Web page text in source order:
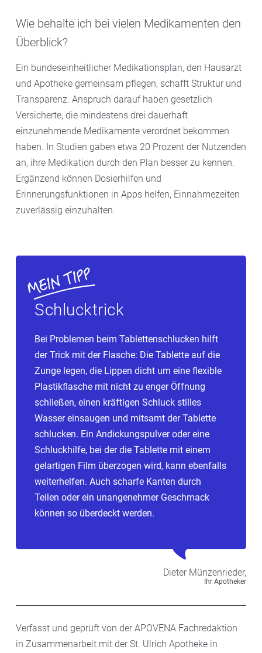
Wie behalte ich bei vielen Medikamenten den
Überblick?
Ein bundeseinheitlicher Medikationsplan, den Hausarzt
und Apotheke gemeinsam pflegen, schafft Struktur und
Transparenz. Anspruch darauf haben gesetzlich
Versicherte, die mindestens drei dauerhaft
einzunehmende Medikamente verordnet bekommen
haben. In Studien gaben etwa 20 Prozent der Nutzenden
an, ihre Medikation durch den Plan besser zu kennen.
Ergänzend können Dosierhilfen und
Erinnerungsfunktionen in Apps helfen, Einnahmezeiten
zuverlässig einzuhalten.
Schlucktrick
Bei Problemen beim Tablettenschlucken hilft
der Trick mit der Flasche: Die Tablette auf die
Zunge legen, die Lippen dicht um eine flexible
Plastikflasche mit nicht zu enger Öffnung
schließen, einen kräftigen Schluck stilles
Wasser einsaugen und mitsamt der Tablette
schlucken. Ein Andickungspulver oder eine
Schluckhilfe, bei der die Tablette mit einem
gelartigen Film überzogen wird, kann ebenfalls
weiterhelfen. Auch scharfe Kanten durch
Teilen oder ein unangenehmer Geschmack
können so überdeckt werden.
Dieter Münzenrieder,
Ihr Apotheker
Verfasst und geprüft von der APOVENA Fachredaktion
in Zusammenarbeit mit der St. Ulrich Apotheke in